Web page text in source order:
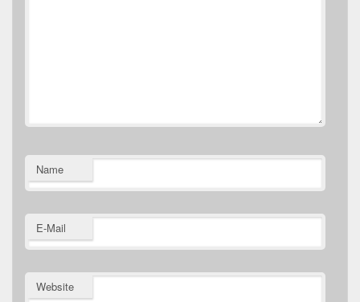
Name
E-Mail
Website